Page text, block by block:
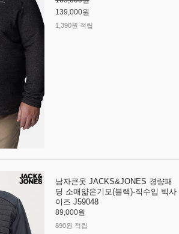
139,000원
1,390원 적립
남자큰옷 JACKS&JONES 경량패
딩 소매얇은기모(블랙)-직수입 빅사
이즈 J59048
89,000원
890원 적립